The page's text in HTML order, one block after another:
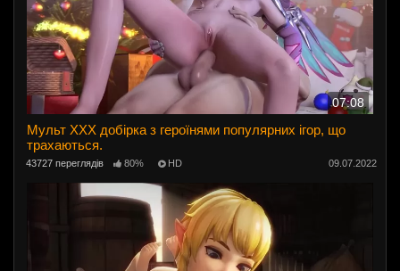
07:08
Мульт ХХХ добірка з героїнями популярних ігор, що
трахаються.
43727 переглядів 80% HD 09.07.2022